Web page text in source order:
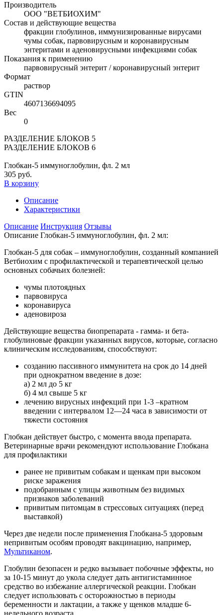
Производитель
ООО "ВЕТБИОХИМ"
Состав и действующие вещества
фракции глобулинов, иммунизированные вирусами
чумы собак, парвовирусным и коронавирусным
энтеритами и аденовирусными инфекциями собак
Показания к применению
парвовирусный энтерит / коронавирусный энтерит
Формат
раствор
GTIN
4607136694095
Вес
0
РАЗДЕЛЕНИЕ БЛОКОВ 5
РАЗДЕЛЕНИЕ БЛОКОВ 6
Глобкан-5 иммуноглобулин, фл. 2 мл
305 руб.
В корзину
Описание
Характеристики
Описание Инструкция Отзывы
Описание Глобкан-5 иммуноглобулин, фл. 2 мл:
Глобкан-5 для собак – иммуноглобулин, созданный компанией
Ветбиохим с профилактической и терапевтической целью
основных собачьих болезней:
чумы плотоядных
парвовируса
коронавируса
аденовироза
Действующие вещества биопрепарата - гамма- и бета-
глобулиновые фракции указанных вирусов, которые, согласно
клиническим исследованиям, способствуют:
созданию пассивного иммунитета на срок до 14 дней
при однократном введение в дозе:
а) 2 мл до 5 кг
б) 4 мл свыше 5 кг
лечению вирусных инфекций при 1-3 –кратном
введении с интервалом 12—24 часа в зависимости от
тяжести состояния
Глобкан действует быстро, с момента ввода препарата.
Ветеринарные врачи рекомендуют использование Глобкана
для профилактики
ранее не привитым собакам и щенкам при высоком
риске заражения
подобранным с улицы животным без видимых
признаков заболеваний
привитым питомцам в стрессовых ситуациях (перед
выставкой)
Через две недели после применения Глобкана-5 здоровым
непривитым особям проводят вакцинацию, например,
Мультиканом.
Глобулин безопасен и редко вызывает побочные эффекты, но
за 10-15 минут до укола следует дать антигистаминное
средство во избежание аллергической реакции. Глобкан
следует использовать с осторожностью в периоды
беременности и лактации, а также у щенков младше 6-